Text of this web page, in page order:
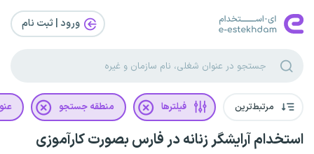
ورود | ثبت‌ نام
مرتبط‌ترین فیلترها منطقه جستجو
استخدام آرایشگر زنانه در فارس بصورت کارآموزی